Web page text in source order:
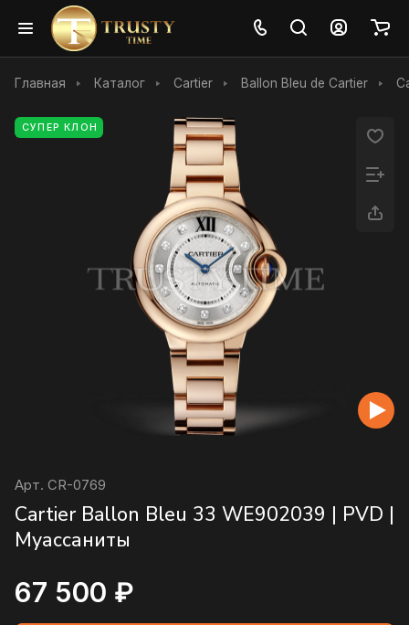
Главная Каталог Cartier Ballon Bleu de Cartier
СУПЕР КЛОН
Арт. CR-0769
Cartier Ballon Bleu 33 WE902039 | PVD |
Муассаниты
67 500 ₽